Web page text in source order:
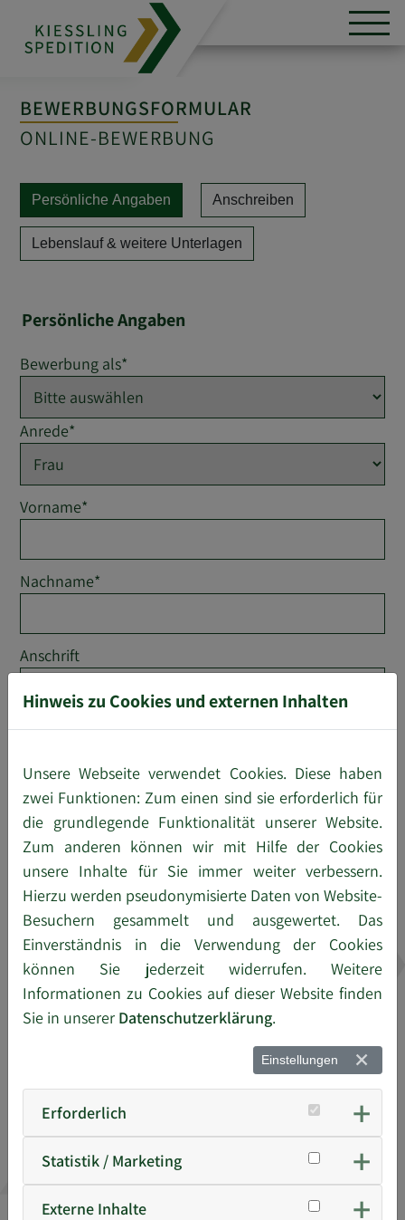
BEWERBUNGSFORMULAR
ONLINE-BEWERBUNG
Persönliche Angaben Anschreiben
Lebenslauf & weitere Unterlagen
Persönliche Angaben
Bewerbung als*
Anrede*
Vorname*
Nachname*
Anschrift
PLZ
Wohnort
E-Mail*
Telefon
Geburtsdatum
Weiter
Hinweis zu Cookies und externen Inhalten
Unsere Webseite verwendet Cookies. Diese haben
zwei Funktionen: Zum einen sind sie erforderlich für
die grundlegende Funktionalität unserer Website.
Zum anderen können wir mit Hilfe der Cookies
unsere Inhalte für Sie immer weiter verbessern.
Hierzu werden pseudonymisierte Daten von Website-
Besuchern gesammelt und ausgewertet. Das
Einverständnis in die Verwendung der Cookies
können Sie jederzeit widerrufen. Weitere
Informationen zu Cookies auf dieser Website finden
Sie in unserer Datenschutzerklärung.
Einstellungen
Erforderlich
Statistik / Marketing
Externe Inhalte